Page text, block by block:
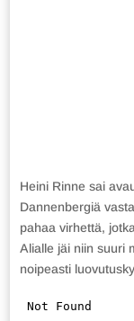
Heini Rinne sai
Dannenbergiä
pahaa virhettä,
Alialle jäi niin suuri
noipeasti